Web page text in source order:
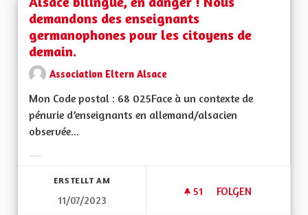
demandons des enseignants
germanophones pour les citoyens de
demain.
Association Eltern Alsace
Mon Code postal : 68 025Face à un contexte de
pénurie d’enseignants en allemand/alsacien
observée...
ERSTELLT AM
11/07/2023
51 51 FOLLOWER
FOLGEN
ALSACE